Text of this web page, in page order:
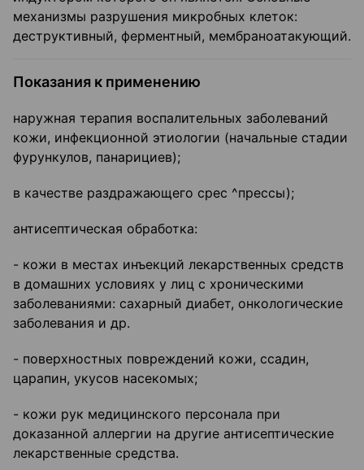
механизмы разрушения микробных клеток:
деструктивный, ферментный, мембраноатакующий.
Показания к применению
наружная терапия воспалительных заболеваний
кожи, инфекционной этиологии (начальные стадии
фурункулов, панарициев);
в качестве раздражающего срес ^прессы);
антисептическая обработка:
- кожи в местах инъекций лекарственных средств
в домашних условиях у лиц с хроническими
заболеваниями: сахарный диабет, онкологические
заболевания и др.
- поверхностных повреждений кожи, ссадин,
царапин, укусов насекомых;
- кожи рук медицинского персонала при
доказанной аллергии на другие антисептические
лекарственные средства.